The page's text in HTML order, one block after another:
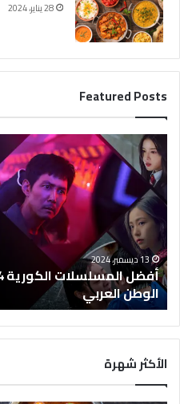
28 يناير، 2024
Featured Posts
أ
ف
ض
ل
ا
ل
م
س
ل
س
ل
ا
ت
ا
ل
ك
13 ديسمبر، 2024
الوطن العربي
الأكثر شهرة